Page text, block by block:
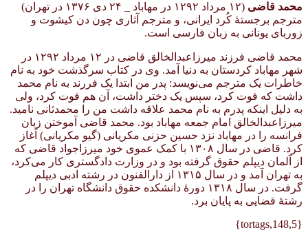
محمد قاضی
(۱۲ مرداد ۱۲۹۲ در مهاباد _ ۲۴ دی ۱۳۷۶ در تهران)
مترجم برجستهٔ کُرد ایرانی، و مترجم آثاری چون دن کیشوت و
زوربای یونانی به زبان فارسی است.
محمد قاضی فرزند میرزاعبدالخالق قاضی در ۱۲ مرداد ۱۲۹۲ در
شهر مهاباد کردستان به دنیا آمد. وی در کتاب سرگذشت خود به نام
خاطرات یک مترجم می‌نویسد: پدر من ابتدا یک فررند به نام محمد
داشت که فوت کرد، سپس یک دختر داشت، آن هم فوت کرد، ولی
به دلیل اینکه پدرم به نام محمد علاقه داشت من را محمدثانی نامید.
میرزاعبدالخالق امام جمعه مهاباد بود. محمد قاضی آموختن زبان
فرانسه را در مهاباد نزد حسین حزنی مکریانی (گیو مکریانی) آغاز
کرد. قاضی در سال ۱۳۰۸ با کمک عموی خود میرزاجواد قاضی که
از آلمان دیپلم حقوق گرفته بود و در وزارت دادگستری کار می‌کرد،
به تهران آمد و در سال ۱۳۱۵ از دارالفنون در رشته ادبی دیپلم
گرفت. در سال ۱۳۱۸ دورهٔ دانشکده حقوق دانشگاه تهران را در
رشتهٔ قضایی به پایان برد.
{tortags,148,5}